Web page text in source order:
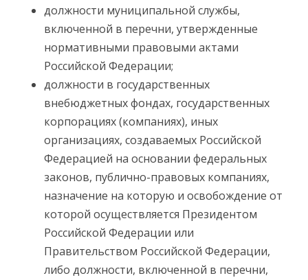
должности муниципальной службы,
включенной в перечни, утвержденные
нормативными правовыми актами
Российской Федерации;
должности в государственных
внебюджетных фондах, государственных
корпорациях (компаниях), иных
организациях, создаваемых Российской
Федерацией на основании федеральных
законов, публично-правовых компаниях,
назначение на которую и освобождение от
которой осуществляется Президентом
Российской Федерации или
Правительством Российской Федерации,
либо должности, включенной в перечни,